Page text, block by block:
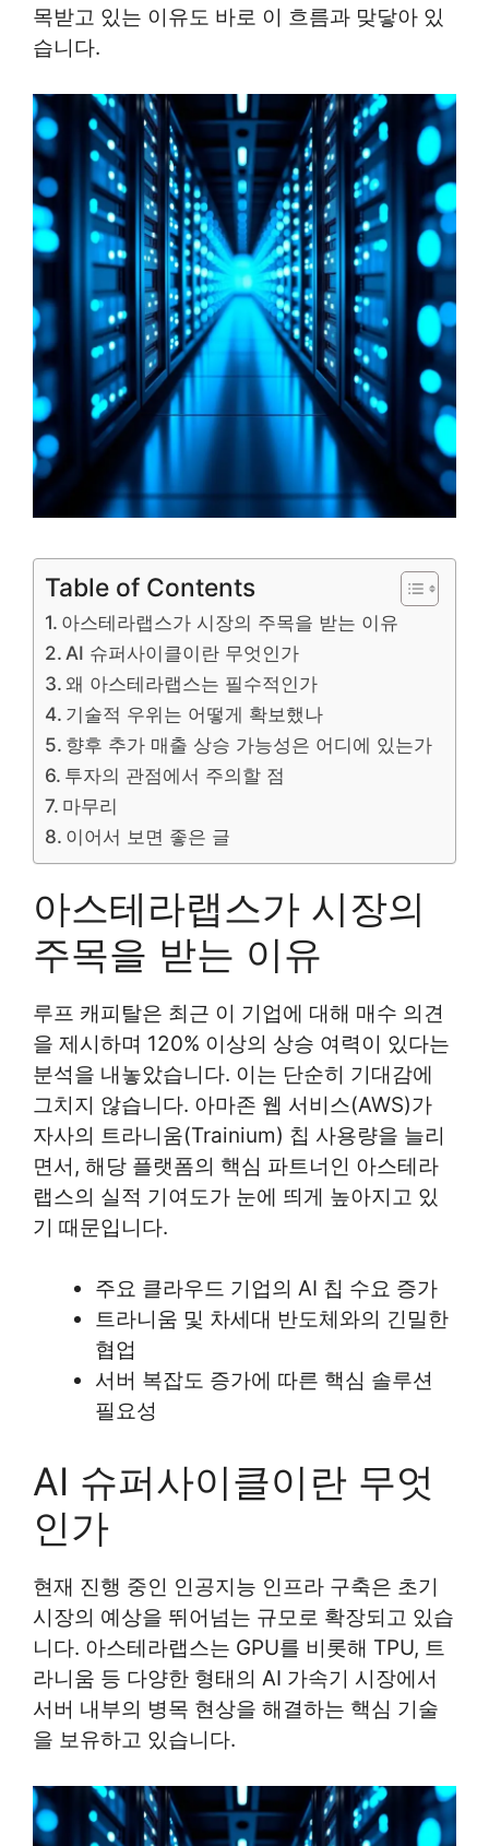
목받고 있는 이유도 바로 이 흐름과 맞닿아 있
습니다.
Table of Contents
아스테라랩스가 시장의 주목을 받는 이유
AI 슈퍼사이클이란 무엇인가
왜 아스테라랩스는 필수적인가
기술적 우위는 어떻게 확보했나
향후 추가 매출 상승 가능성은 어디에 있는가
투자의 관점에서 주의할 점
마무리
이어서 보면 좋은 글
아스테라랩스가 시장의
주목을 받는 이유
루프 캐피탈은 최근 이 기업에 대해 매수 의견
을 제시하며 120% 이상의 상승 여력이 있다는
분석을 내놓았습니다. 이는 단순히 기대감에
그치지 않습니다. 아마존 웹 서비스(AWS)가
자사의 트라니움(Trainium) 칩 사용량을 늘리
면서, 해당 플랫폼의 핵심 파트너인 아스테라
랩스의 실적 기여도가 눈에 띄게 높아지고 있
기 때문입니다.
주요 클라우드 기업의 AI 칩 수요 증가
트라니움 및 차세대 반도체와의 긴밀한
협업
서버 복잡도 증가에 따른 핵심 솔루션
필요성
AI 슈퍼사이클이란 무엇
인가
현재 진행 중인 인공지능 인프라 구축은 초기
시장의 예상을 뛰어넘는 규모로 확장되고 있습
니다. 아스테라랩스는 GPU를 비롯해 TPU, 트
라니움 등 다양한 형태의 AI 가속기 시장에서
서버 내부의 병목 현상을 해결하는 핵심 기술
을 보유하고 있습니다.